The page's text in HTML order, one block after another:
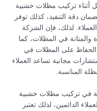
أثناء تركيب مظلات خشبية
دقة التنفيذ، كذلك توفر
لذلك، فإن الشركة
والمتانة في المظلات، كما
الحفاظ على المظلات في
مجانية تساعد العملاء
المناسبة.
في تركيب مظلات خشبية
الدائمين، لذلك تعتبر